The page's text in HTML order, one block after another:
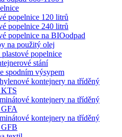
popelnice 120 litrů
popelnice 240 litrů
popelnice na BIOodpad
na použitý olej
popelnice
stání
spodním výsypem
kontejnery na tříděný
KTS
kontejnery na tříděný
kontejnery na tříděný
GFB